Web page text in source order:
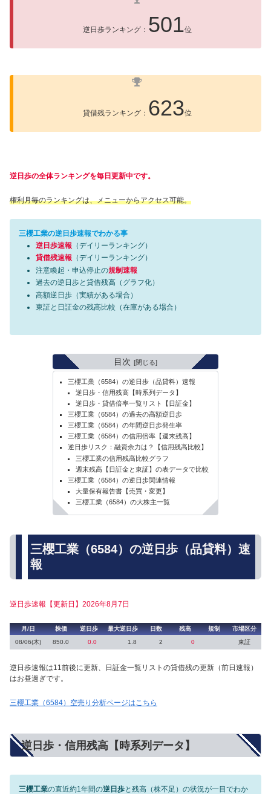
逆日歩ランキング： 501位
貸借残ランキング： 623位
逆日歩の全体ランキングを毎日更新中です。
権利月毎のランキングは、メニューからアクセス可能。
三櫻工業の逆日歩速報でわかる事
逆日歩速報 （デイリーランキング）
貸借残速報 （デイリーランキング）
注意喚起・申込停止の規制速報
過去の逆日歩と貸借残高（グラフ化）
高額逆日歩（実績がある場合）
東証と日証金の残高比較（在庫がある場合）
目次
三櫻工業（6584）の逆日歩（品貸料）速報
逆日歩・信用残高【時系列データ】
逆日歩・貸借倍率一覧リスト【日証金】
三櫻工業（6584）の過去の高額逆日歩
三櫻工業（6584）の年間逆日歩発生率
三櫻工業（6584）の信用倍率【週末残高】
逆日歩リスク：融資余力は？【信用残高比較】
三櫻工業の信用残高比較グラフ
週末残高【日証金と東証】の表データで比較
三櫻工業（6584）の逆日歩関連情報
大量保有報告書【売買・変更】
三櫻工業（6584）の大株主一覧
三櫻工業（6584）の逆日歩（品貸料）速
報
逆日歩速報【更新日】2026年8月7日
月/日 株価 逆日歩 最大逆日歩 日数 残高 規制
市場区分
08/06(木)
850.0 0.0 1.8 2 0 東証
逆日歩速報は11前後に更新、日証金一覧リストの貸借残の更新（前日速報）
はお昼過ぎです。
三櫻工業（6584）空売り分析ページはこちら
逆日歩・信用残高【時系列データ】
三櫻工業の直近約1年間の逆日歩と残高（株不足）の状況が一目でわか